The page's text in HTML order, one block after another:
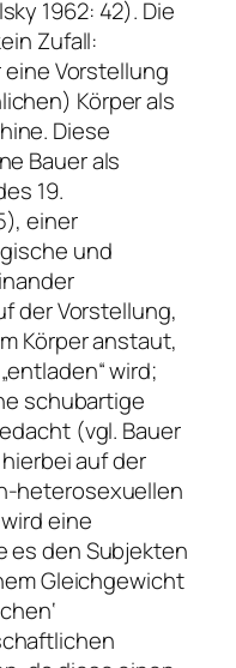
1962: 42). Die
Zufall:
Vorstellung
Körper als
Diese
Bauer als
19.
einer
und
der Vorstellung,
Körper anstaut,
wird;
schubartige
(vgl. Bauer
auf der
heterosexuellen
eine
es den Subjekten
Gleichgewicht